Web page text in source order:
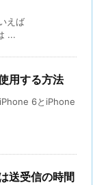
えば
...
用する方法
6とiPhone
送受信の時間